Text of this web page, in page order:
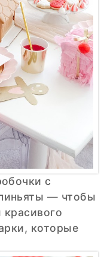
с
— чтобы
красивого
которые